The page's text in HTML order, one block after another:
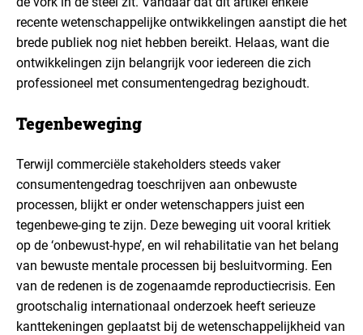
recente wetenschappelijke ontwikkelingen aanstipt die het
brede publiek nog niet hebben bereikt. Helaas, want die
ontwikkelingen zijn belangrijk voor iedereen die zich
professioneel met consumentengedrag bezighoudt.
Tegenbeweging
Terwijl commerciële stakeholders steeds vaker
consumentengedrag toeschrijven aan onbewuste
processen, blijkt er onder wetenschappers juist een
tegenbewe-ging te zijn. Deze beweging uit vooral kritiek
op de ‘onbewust-hype’, en wil rehabilitatie van het belang
van bewuste mentale processen bij besluitvorming. Een
van de redenen is de zogenaamde reproductiecrisis. Een
grootschalig internationaal onderzoek heeft serieuze
kanttekeningen geplaatst bij de wetenschappelijkheid van